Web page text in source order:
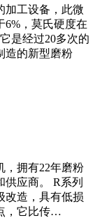
加工设备，此微
6%，莫氏硬度在
是经过20多次的
造的新型磨粉
，拥有22年磨粉
应商。 R系列
改造，具有低损
，它比传…